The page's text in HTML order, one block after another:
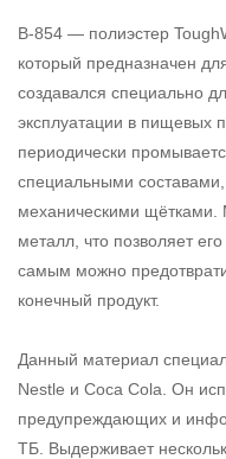
B-854 — полиэстер
который предназначен
создавался специально
эксплуатации в пищевых
периодически
специальными
механическими щётками.
металл, что позволяет
самым можно
конечный продукт.
Данный материал
Nestle и Coca Cola. Он
предупреждающих и
ТБ. Выдерживает